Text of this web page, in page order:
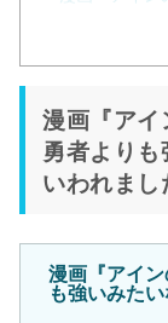
漫画『ア
勇者より
いわれま
漫画『アイ
も強いみた